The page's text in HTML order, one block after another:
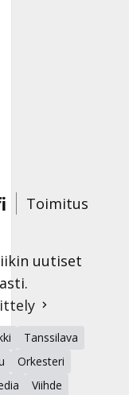
Toimitus
uutiset
Tanssilava
Orkesteri
Viihde